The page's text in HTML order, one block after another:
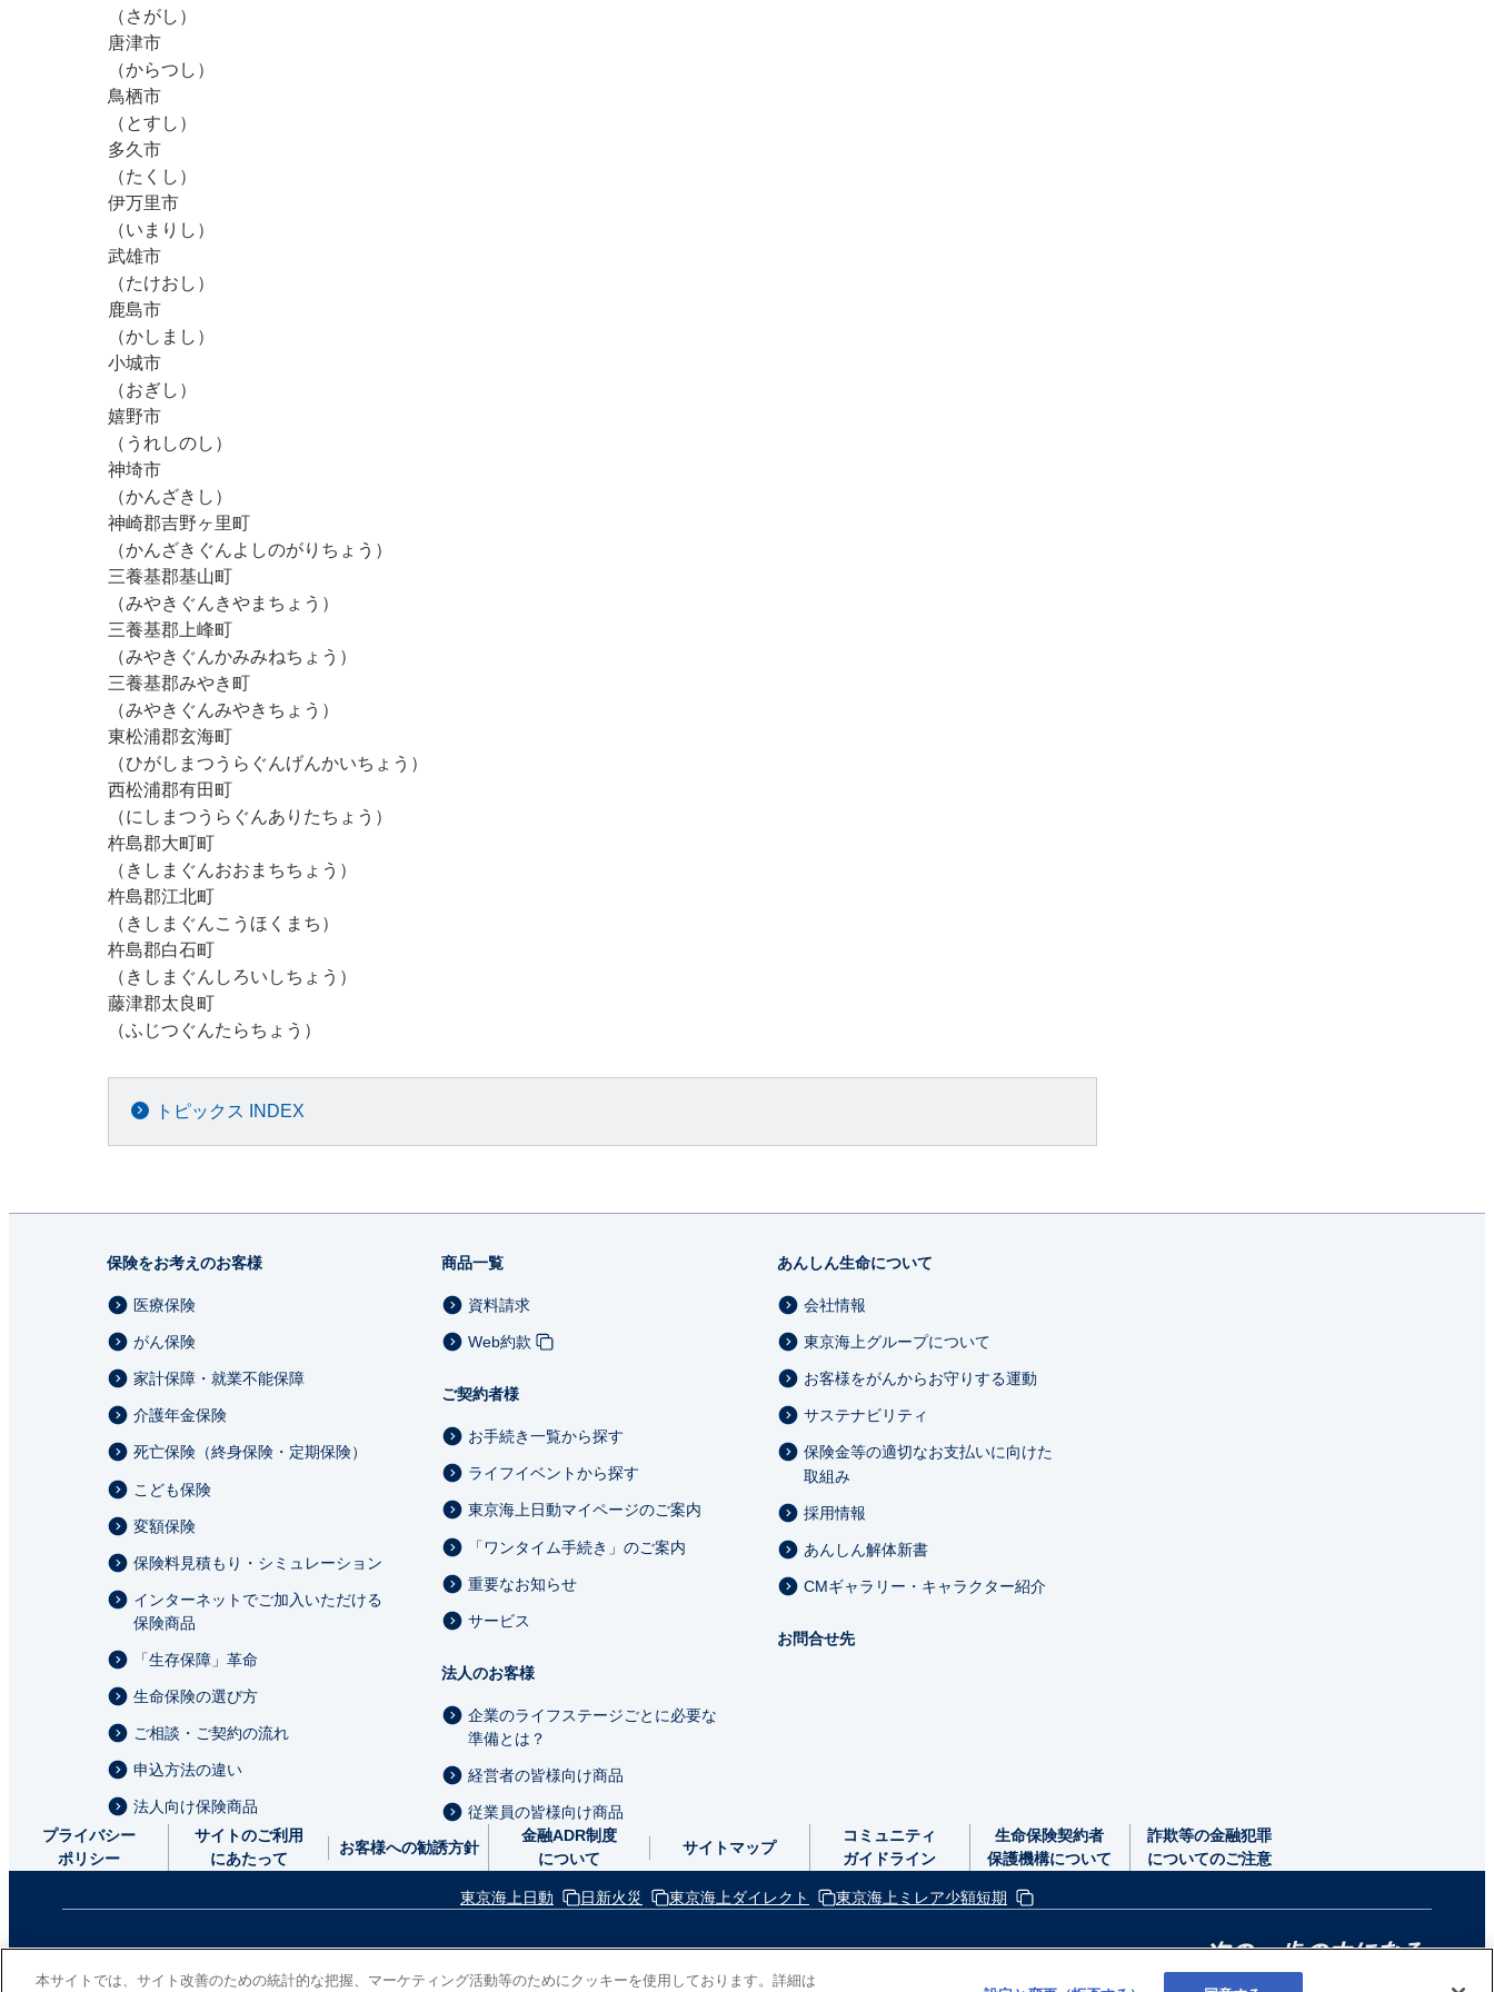
（さがし）
唐津市
（からつし）
鳥栖市
（とすし）
多久市
（たくし）
伊万里市
（いまりし）
武雄市
（たけおし）
鹿島市
（かしまし）
小城市
（おぎし）
嬉野市
（うれしのし）
神埼市
（かんざきし）
神崎郡吉野ヶ里町
（かんざきぐんよしのがりちょう）
三養基郡基山町
（みやきぐんきやまちょう）
三養基郡上峰町
（みやきぐんかみみねちょう）
三養基郡みやき町
（みやきぐんみやきちょう）
東松浦郡玄海町
（ひがしまつうらぐんげんかいちょう）
西松浦郡有田町
（にしまつうらぐんありたちょう）
杵島郡大町町
（きしまぐんおおまちちょう）
杵島郡江北町
（きしまぐんこうほくまち）
杵島郡白石町
（きしまぐんしろいしちょう）
藤津郡太良町
（ふじつぐんたらちょう）
トピックス INDEX
保険をお考えのお客様
医療保険
がん保険
家計保障・就業不能保障
介護年金保険
死亡保険（終身保険・定期保険）
こども保険
変額保険
保険料見積もり・シミュレーション
インターネットでご加入いただける
保険商品
「生存保障」革命
生命保険の選び方
ご相談・ご契約の流れ
申込方法の違い
法人向け保険商品
商品一覧
資料請求
Web約款
ご契約者様
お手続き一覧から探す
ライフイベントから探す
東京海上日動マイページのご案内
「ワンタイム手続き」のご案内
重要なお知らせ
サービス
法人のお客様
企業のライフステージごとに必要な
準備とは？
経営者の皆様向け商品
従業員の皆様向け商品
あんしん生命について
会社情報
東京海上グループについて
お客様をがんからお守りする運動
サステナビリティ
保険金等の適切なお支払いに向けた
取組み
採用情報
あんしん解体新書
CMギャラリー・キャラクター紹介
お問合せ先
プライバシー
ポリシー
サイトのご利用
にあたって
お客様への勧誘方針
金融ADR制度
について
サイトマップ
コミュニティ
ガイドライン
生命保険契約者
保護機構について
詐欺等の金融犯罪
についてのご注意
東京海上日動 日新火災 東京海上ダイレクト 東京海上ミレア少額短期
次
の
東
本サイトでは、サイト改善のための統計的な把握、マーケティング活動等のためにクッキーを使用しております。詳細は